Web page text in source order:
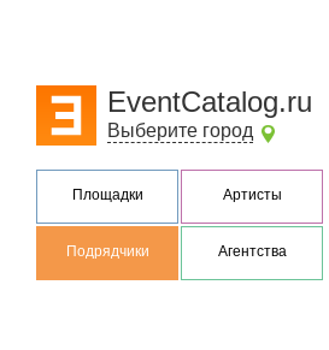
EventCatalog.ru
Выберите город
Площадки Артисты
Подрядчики Агентства